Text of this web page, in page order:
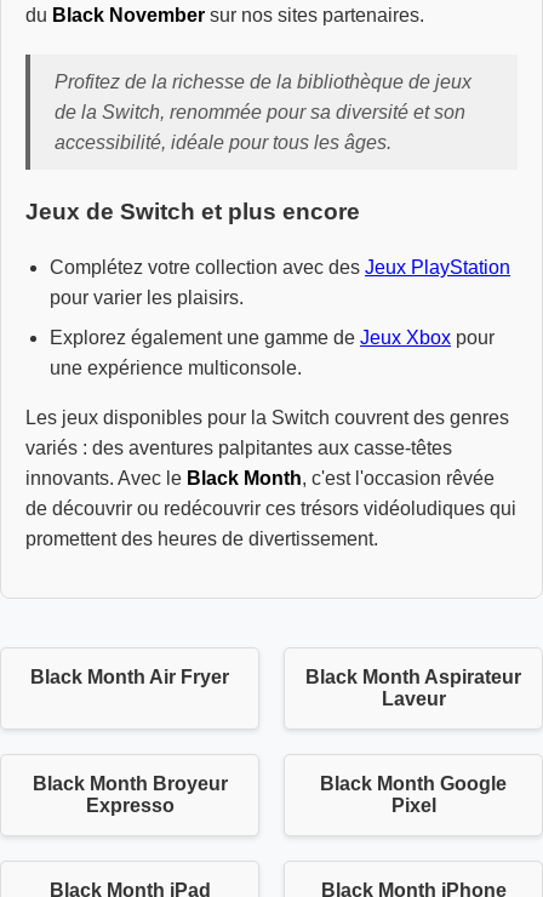
du Black November sur nos sites partenaires.
Profitez de la richesse de la bibliothèque de jeux
de la Switch, renommée pour sa diversité et son
accessibilité, idéale pour tous les âges.
Jeux de Switch et plus encore
Complétez votre collection avec des Jeux PlayStation
pour varier les plaisirs.
Explorez également une gamme de Jeux Xbox pour
une expérience multiconsole.
Les jeux disponibles pour la Switch couvrent des genres
variés : des aventures palpitantes aux casse-têtes
innovants. Avec le Black Month, c'est l'occasion rêvée
de découvrir ou redécouvrir ces trésors vidéoludiques qui
promettent des heures de divertissement.
Black Month Air Fryer
Black Month Aspirateur
Laveur
Black Month Broyeur
Expresso
Black Month Google
Pixel
Black Month iPad Black Month iPhone